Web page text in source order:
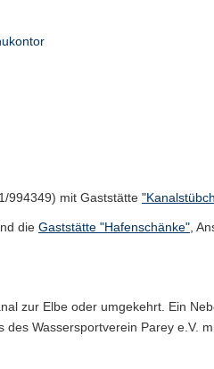
994349) mit Gaststätte
die Gaststätte "Hafenschänke" ,
zur Elbe oder umgekehrt. Ein
Wassersportverein Parey e.V.